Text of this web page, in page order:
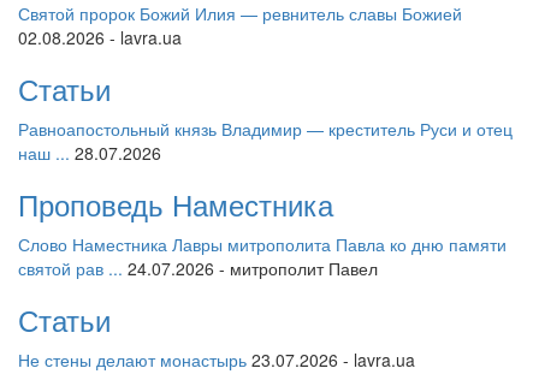
Святой пророк Божий Илия — ревнитель славы Божией
02.08.2026 - lavra.ua
Статьи
Равноапостольный князь Владимир — креститель Руси и отец
наш ... 28.07.2026
Проповедь Наместника
Слово Наместника Лавры митрополита Павла ко дню памяти
святой рав ... 24.07.2026 - митрополит Павел
Статьи
Не стены делают монастырь 23.07.2026 - lavra.ua